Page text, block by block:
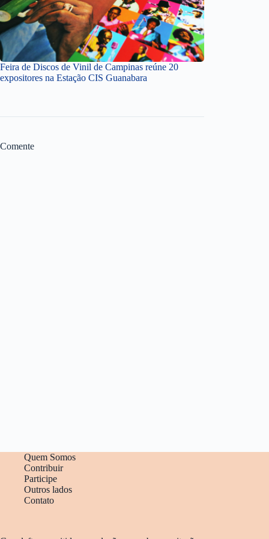
Feira de Discos de Vinil de Campinas reúne 20
expositores na Estação CIS Guanabara
Comente
Quem Somos
Contribuir
Participe
Outros lados
Contato